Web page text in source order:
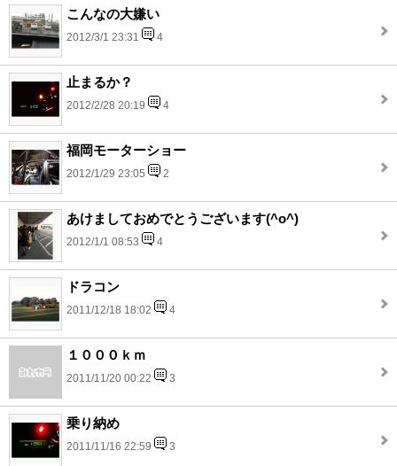
こんなの大嫌い
2012/3/1 23:31 4
止まるか？
2012/2/28 20:19 4
福岡モーターショー
2012/1/29 23:05 2
あけましておめでとうございます(^o^)
2012/1/1 08:53 4
ドラコン
2011/12/18 18:02 4
１０００ｋｍ
2011/11/20 00:22 3
乗り納め
2011/11/16 22:59 3